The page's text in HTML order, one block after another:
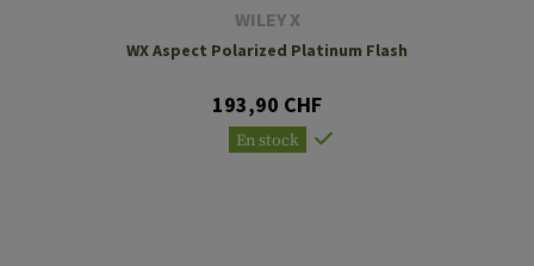
WILEY X
WX Aspect Polarized Platinum Flash
193,90 CHF
En stock